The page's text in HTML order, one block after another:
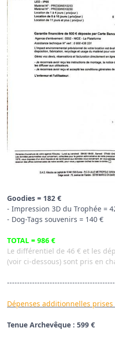
Goodies = 182 €
- Impression 3D du Trophée =
- Dog-Tags souvenirs = 140 €
TOTAL = 986 €
Le différentiel de 46 € et les
(voir ci-dessous) sont pris en
Dépenses additionnelles
Tenue Archevêque : 599 €